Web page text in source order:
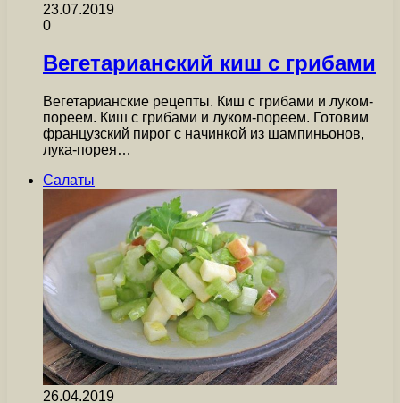
23.07.2019
0
Вегетарианский киш с грибами
Вегетарианские рецепты. Киш с грибами и луком-
пореем. Киш с грибами и луком-пореем. Готовим
французский пирог с начинкой из шампиньонов,
лука-порея…
Салаты
26.04.2019